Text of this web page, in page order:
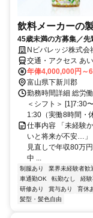
飲料メーカーの
45歳未満の方募集／
Nビバレッジ株式会
交通・アクセス あ
年俸4,000,000円～
富山県下新川郡
勤務時間詳細 総労
＜シフト＞ [1]7:30
1:30（実働8時間・
仕事内容 「未経験
いと将来が不安…」
見直しで年収80万
中 ...
制服あり 業界未経験者歓
車通勤OK
転勤なし 経
研修あり
賞与あり 育休
髪型・髪色自由